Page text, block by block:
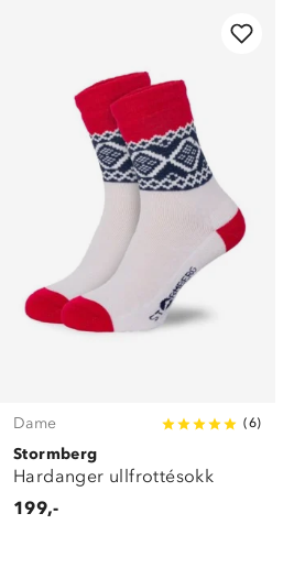
Dame (6)
Stormberg
Hardanger ullfrottésokk
199,-